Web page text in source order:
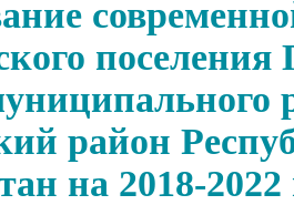
поселения
район
на 2018-2022